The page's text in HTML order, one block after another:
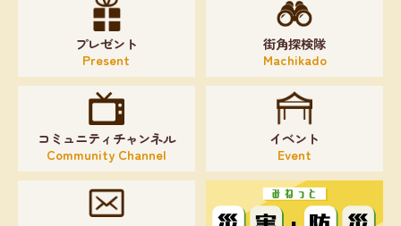
プレゼント
Present
街角探検隊
Machikado
コミュニティチャンネル
Community Channel
イベント
Event